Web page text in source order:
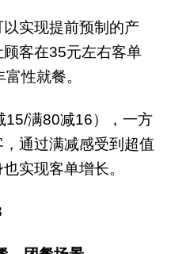
实现提前预制的产
客在35元左右客单
性就餐。
15/满80减16），一方
通过满减感受到超值
实现客单增长。